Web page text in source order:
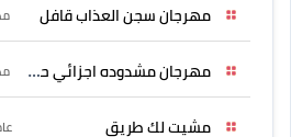
مهرجان سجن العذاب قافل
مهرجان مشدوده اجزائي حربونى
مشيت لك طريق